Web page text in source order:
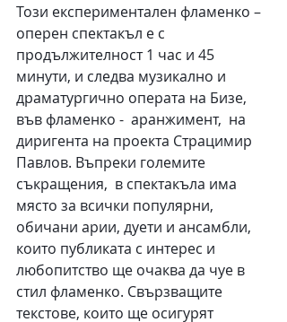
Този експериментален фламенко –
оперен спектакъл е с
продължителност 1 час и 45
минути, и следва музикално и
драматургично операта на Бизе,
във фламенко -  аранжимент,  на
диригента на проекта Страцимир
Павлов. Въпреки големите
съкращения,  в спектакъла има
място за всички популярни,
обичани арии, дуети и ансамбли,
които публиката с интерес и
любопитство ще очаква да чуе в
стил фламенко. Свързващите
текстове, които ще осигурят